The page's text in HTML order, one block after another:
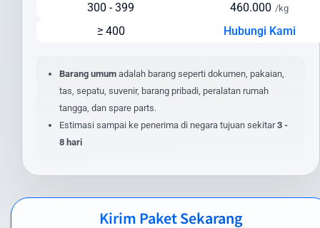
Berat dan dimensi paket
Lokasi pengiriman dan penerimaan
Layanan tambahan yang dipilih
Untuk mendapatkan estimasi biaya yang akurat, masukkan detail
pengiriman Anda pada kalkulator biaya di website kami. Anda juga
dapat menghubungi tim layanan pelanggan kami untuk
penawaran khusus pengiriman dalam jumlah besar atau barang
dengan spesifikasi khusus.
Kompetitif
300 - 399 460.000 /kg
≥ 400 Hubungi Kami
Barang umum adalah barang seperti dokumen, pakaian,
tas, sepatu, suvenir, barang pribadi, peralatan rumah
tangga, dan spare parts.
Estimasi sampai ke penerima di negara tujuan sekitar3 -
8 hari
Kirim Paket Sekarang